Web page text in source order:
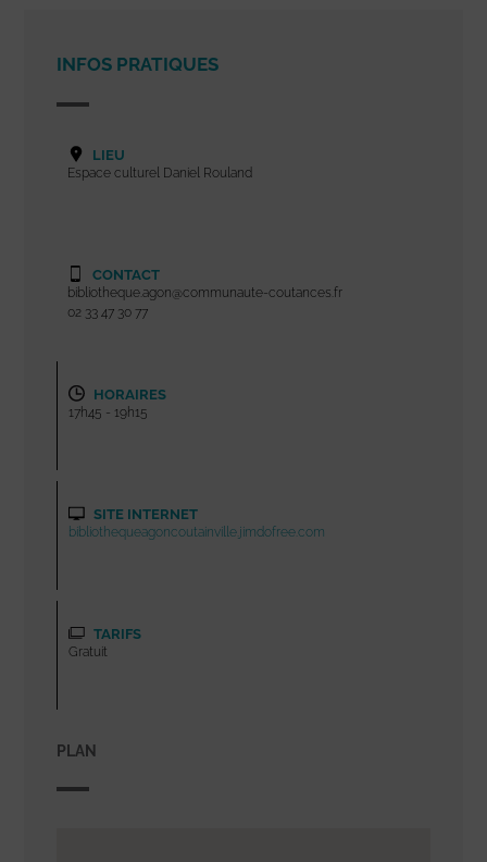
INFOS PRATIQUES
LIEU
Espace culturel Daniel Rouland
CONTACT
bibliotheque.agon@communaute-coutances.fr
02 33 47 30 77
HORAIRES
17h45 - 19h15
SITE INTERNET
bibliothequeagoncoutainville.jimdofree.com
TARIFS
Gratuit
PLAN